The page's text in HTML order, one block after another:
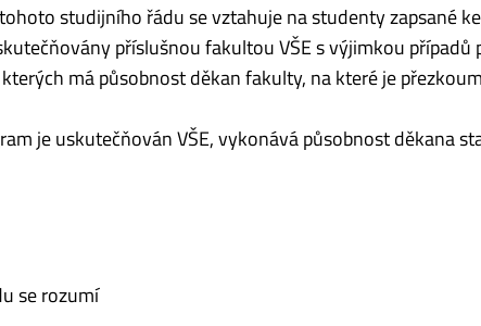
studijního řádu se vztahuje na studenty zapsané
příslušnou fakultou VŠE s výjimkou případů
má působnost děkan fakulty, na které je
je uskutečňován VŠE, vykonává působnost děkana
se rozumí